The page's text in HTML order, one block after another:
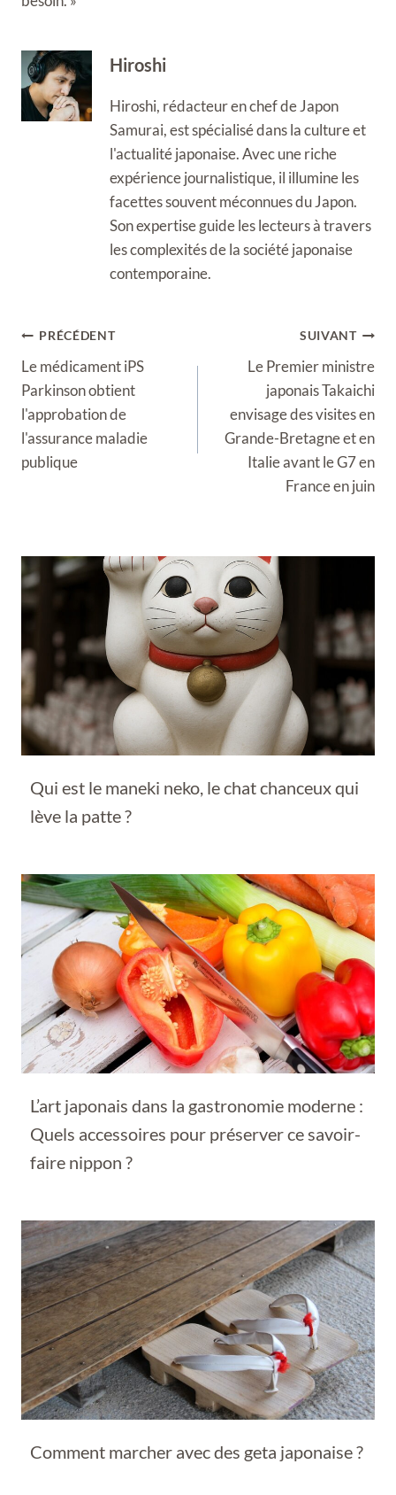
Hiroshi
Hiroshi, rédacteur en chef de Japon
Samurai, est spécialisé dans la culture et
l'actualité japonaise. Avec une riche
expérience journalistique, il illumine les
facettes souvent méconnues du Japon.
Son expertise guide les lecteurs à travers
les complexités de la société japonaise
contemporaine.
Navigation
de
l’article
PRÉCÉDENT
Le médicament iPS
Parkinson obtient
l'approbation de
l'assurance maladie
publique
SUIVANT
Le Premier ministre
japonais Takaichi
envisage des visites en
Grande-Bretagne et en
Italie avant le G7 en
France en juin
Qui est le maneki neko, le chat chanceux qui
lève la patte ?
L’art japonais dans la gastronomie moderne :
Quels accessoires pour préserver ce savoir-
faire nippon ?
Comment marcher avec des geta japonaise ?